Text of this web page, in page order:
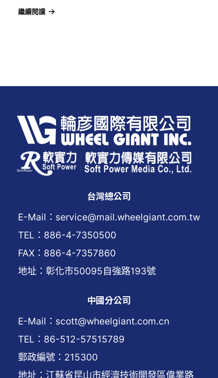
繼續閱讀
台灣總公司
E-Mail：service@mail.wheelgiant.com.tw
TEL：886-4-7350500
FAX：886-4-7357860
地址：彰化市50095自強路193號
中國分公司
E-Mail：scott@wheelgiant.com.cn
TEL：86-512-57515789
郵政編號：215300
地址：江蘇省昆山市經濟技術開發區偉業路